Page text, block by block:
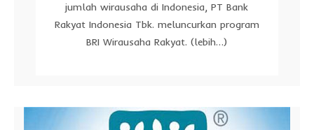
jumlah wirausaha di Indonesia, PT Bank
Rakyat Indonesia Tbk. meluncurkan program
BRI Wirausaha Rakyat. (lebih…)